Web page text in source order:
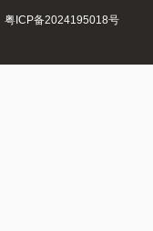
粤ICP备2024195018号